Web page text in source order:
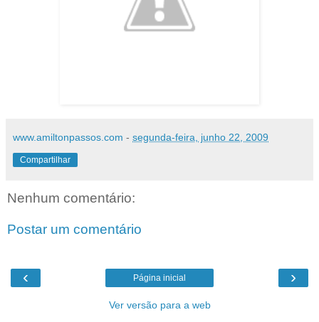
www.amiltonpassos.com - segunda-feira, junho 22, 2009
Compartilhar
Nenhum comentário:
Postar um comentário
‹ ›
Página inicial
Ver versão para a web